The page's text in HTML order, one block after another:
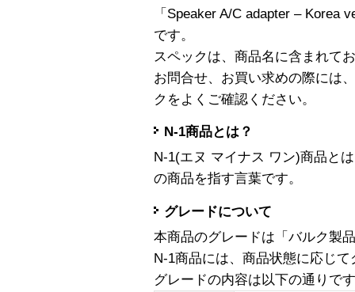
「Speaker A/C adapter – Korea
です。
スペックは、商品名に含まれて
お問合せ、お買い求めの際には
クをよくご確認ください。
N-1商品とは？
N-1(エヌ マイナス ワン)商品と
の商品を指す言葉です。
グレードについて
本商品のグレードは「バルク製
N-1商品には、商品状態に応じ
グレードの内容は以下の通りで